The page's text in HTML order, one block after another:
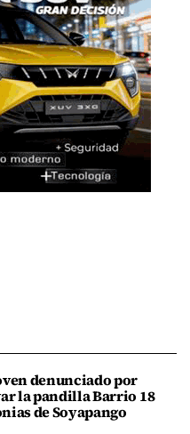
denunciado por
la pandilla Barrio 18
de Soyapango